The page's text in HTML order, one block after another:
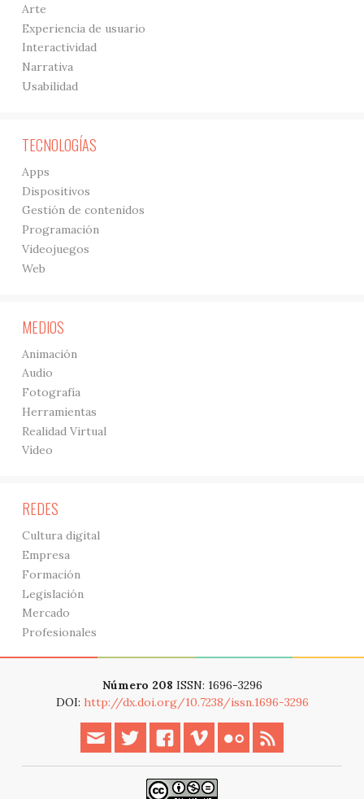
Arte
Experiencia de usuario
Interactividad
Narrativa
Usabilidad
TECNOLOGÍAS
Apps
Dispositivos
Gestión de contenidos
Programación
Videojuegos
Web
MEDIOS
Animación
Audio
Fotografía
Herramientas
Realidad Virtual
Vídeo
REDES
Cultura digital
Empresa
Formación
Legislación
Mercado
Profesionales
Número 208 ISSN: 1696-3296
DOI: http://dx.doi.org/10.7238/issn.1696-3296